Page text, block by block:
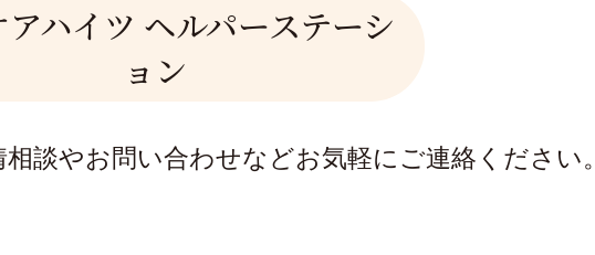
ハイツ ヘルパーステーシ
ョン
談やお問い合わせなどお気軽にご連絡ください。